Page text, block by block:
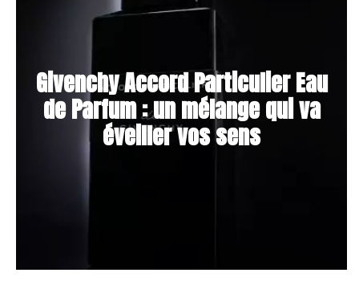
Givenchy Accord Particulier Eau
de Parfum : un mélange qui va
éveiller vos sens